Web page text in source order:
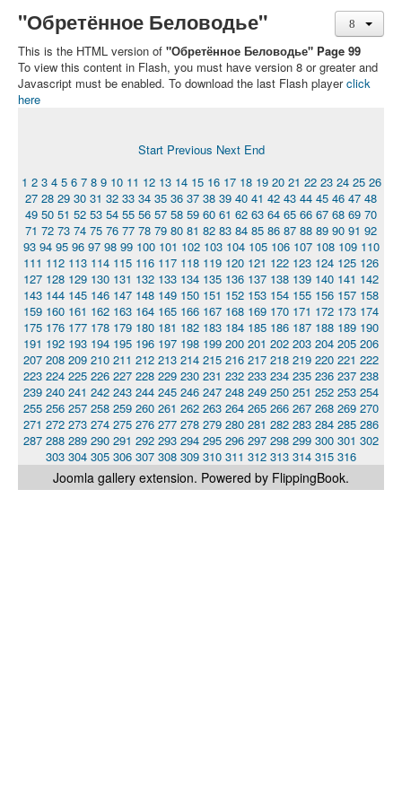
"Обретённое Беловодье"
This is the HTML version of "Обретённое Беловодье" Page 99
To view this content in Flash, you must have version 8 or greater and
Javascript must be enabled. To download the last Flash playerclick
here
Start Previous Next End
1 2 3 4 5 6 7 8 9 10 11 12 13 14 15 16 17 18 19 20 21 22 23 24 25 26
27 28 29 30 31 32 33 34 35 36 37 38 39 40 41 42 43 44 45 46 47 48
49 50 51 52 53 54 55 56 57 58 59 60 61 62 63 64 65 66 67 68 69 70
71 72 73 74 75 76 77 78 79 80 81 82 83 84 85 86 87 88 89 90 91 92
93 94 95 96 97 98 99 100 101 102 103 104 105 106 107 108 109 110
111 112 113 114 115 116 117 118 119 120 121 122 123 124 125 126
127 128 129 130 131 132 133 134 135 136 137 138 139 140 141 142
143 144 145 146 147 148 149 150 151 152 153 154 155 156 157 158
159 160 161 162 163 164 165 166 167 168 169 170 171 172 173 174
175 176 177 178 179 180 181 182 183 184 185 186 187 188 189 190
191 192 193 194 195 196 197 198 199 200 201 202 203 204 205 206
207 208 209 210 211 212 213 214 215 216 217 218 219 220 221 222
223 224 225 226 227 228 229 230 231 232 233 234 235 236 237 238
239 240 241 242 243 244 245 246 247 248 249 250 251 252 253 254
255 256 257 258 259 260 261 262 263 264 265 266 267 268 269 270
271 272 273 274 275 276 277 278 279 280 281 282 283 284 285 286
287 288 289 290 291 292 293 294 295 296 297 298 299 300 301 302
303 304 305 306 307 308 309 310 311 312 313 314 315 316
Joomla gallery extension. Powered by FlippingBook.